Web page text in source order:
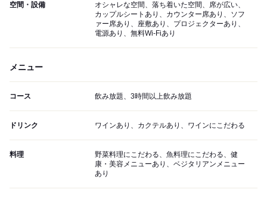
空間・設備
オシャレな空間、落ち着いた空間、席が広い、
カップルシートあり、カウンター席あり、ソフ
ァー席あり、座敷あり、プロジェクターあり、
電源あり、無料Wi-Fiあり
メニュー
コース 飲み放題、3時間以上飲み放題
ドリンク ワインあり、カクテルあり、ワインにこだわる
料理
野菜料理にこだわる、魚料理にこだわる、健
康・美容メニューあり、ベジタリアンメニュー
あり